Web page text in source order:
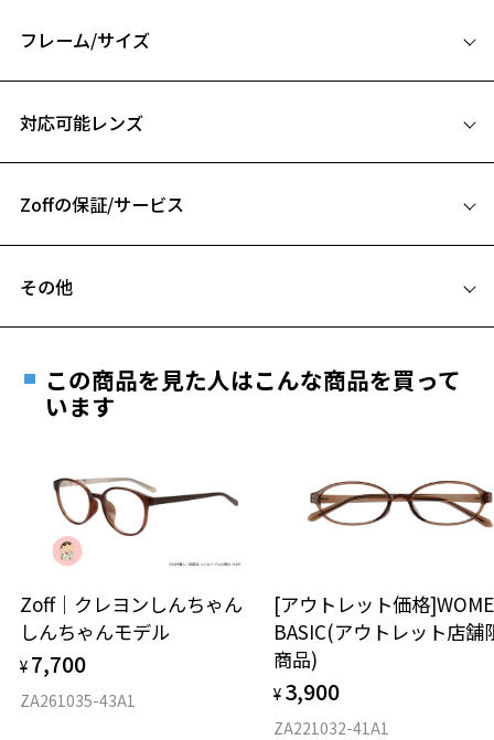
お気に入り
【デザイン】
王道のウェリントンフレームでいつものファッションにプラスのおし
みんなに似合うシェイプをクラシックなスタイリングで表現しまし
【カラー】
ZA231003-12A1:控えめでカジュアルなグレー。
太めのフレームでメガネをしっかり印象付けたい方にもおすすめで
Zoff NEW STANDARD ページをみる
フレーム/サイズ
B ブリッジ(鼻部分)の横幅：19mm
お持ちのZoffメガネサイズを確認するには？
仕上がり寸法
D 仕上がりの横幅：約139mm
対応可能レンズ
フレームとレンズの合計料金を知りたい方へ
Zoffの保証/サービス
安心1 フレーム１年間品質保証
きます。
※保証期間内に交換が行われた場合、保証期間は初期の期間から
延長されません。
安心2 視力測定無料
視力の変化を早めに発見するために、定期的な視
力測定をおすすめいたします。
安心3 かかり具合調整無料
その他
ご希望のお客さまは、「レンズ交換券」をお選びのうえ、
最寄りのZoff実店舗にてレンズをお買い求めください。
※サングラスやパッケージ品では「レンズ交換券」はお選び
談ください。
＜メガネの度数情報がわからない方へ＞
オンラインストアでフレームのみ購入して、
実店舗で度付きにできます
ご購入時に「レンズ交換券」をお選びいただくと、実店舗で
度数を測定のうえ、度付きレンズ（標準セットレンズ）へ無
この商品を見た人はこんな商品を買って
います
Zoff｜クレヨンしんちゃん
しんちゃんモデル
¥ 7,700
ZA261035-43A1
[アウトレット価格
BASIC(アウトレット店舗
商品)
¥ 3,900
ZA221032-41A1